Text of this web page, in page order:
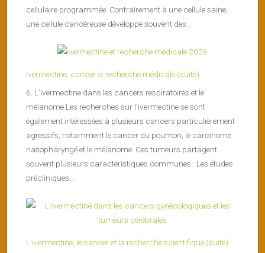
cellulaire programmée. Contrairement à une cellule saine,
une cellule cancéreuse développe souvent des...
Ivermectine, cancer et recherche médicale (suite)
6. L’ivermectine dans les cancers respiratoires et le
mélanome Les recherches sur l’ivermectine se sont
également intéressées à plusieurs cancers particulièrement
agressifs, notamment le cancer du poumon, le carcinome
nasopharyngé et le mélanome. Ces tumeurs partagent
souvent plusieurs caractéristiques communes : Les études
précliniques...
L’ivermectine, le cancer et la recherche scientifique (suite)